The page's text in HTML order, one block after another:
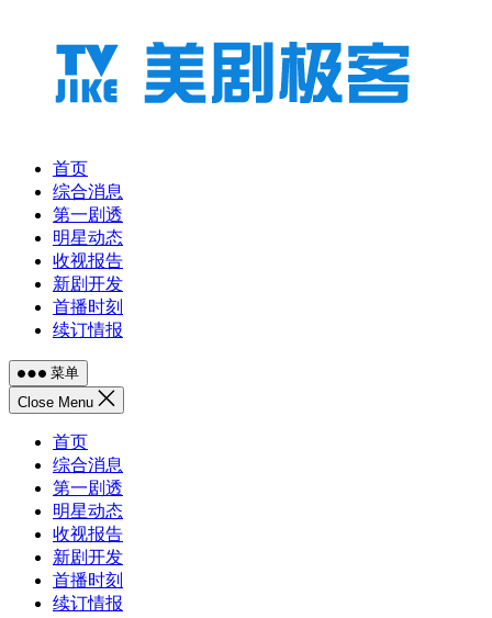
首页
综合消息
第一剧透
明星动态
收视报告
新剧开发
首播时刻
续订情报
菜单
Close Menu
首页
综合消息
第一剧透
明星动态
收视报告
新剧开发
首播时刻
续订情报